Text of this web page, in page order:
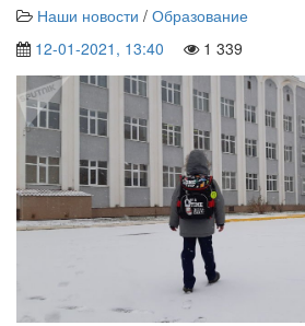
Наши новости / Образование
12-01-2021, 13:40
1 339